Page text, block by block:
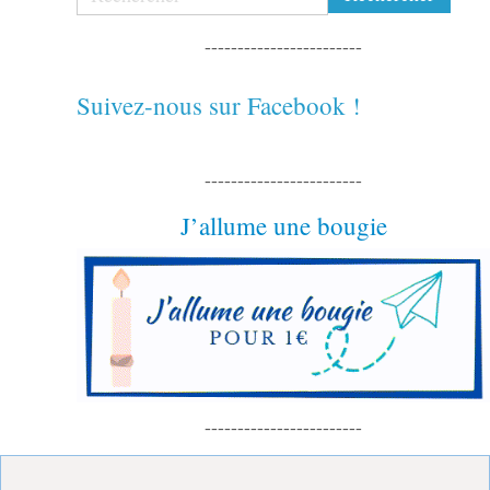
------------------------
Suivez-nous sur Facebook !
------------------------
J’allume une bougie
------------------------